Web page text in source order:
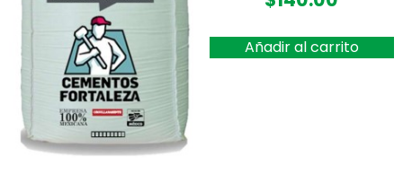
Añadir al carrito